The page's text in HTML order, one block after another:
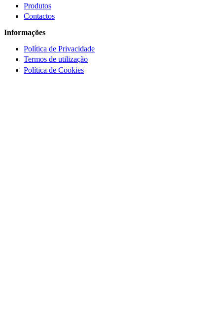
Produtos
Contactos
Informações
Política de Privacidade
Termos de utilização
Política de Cookies